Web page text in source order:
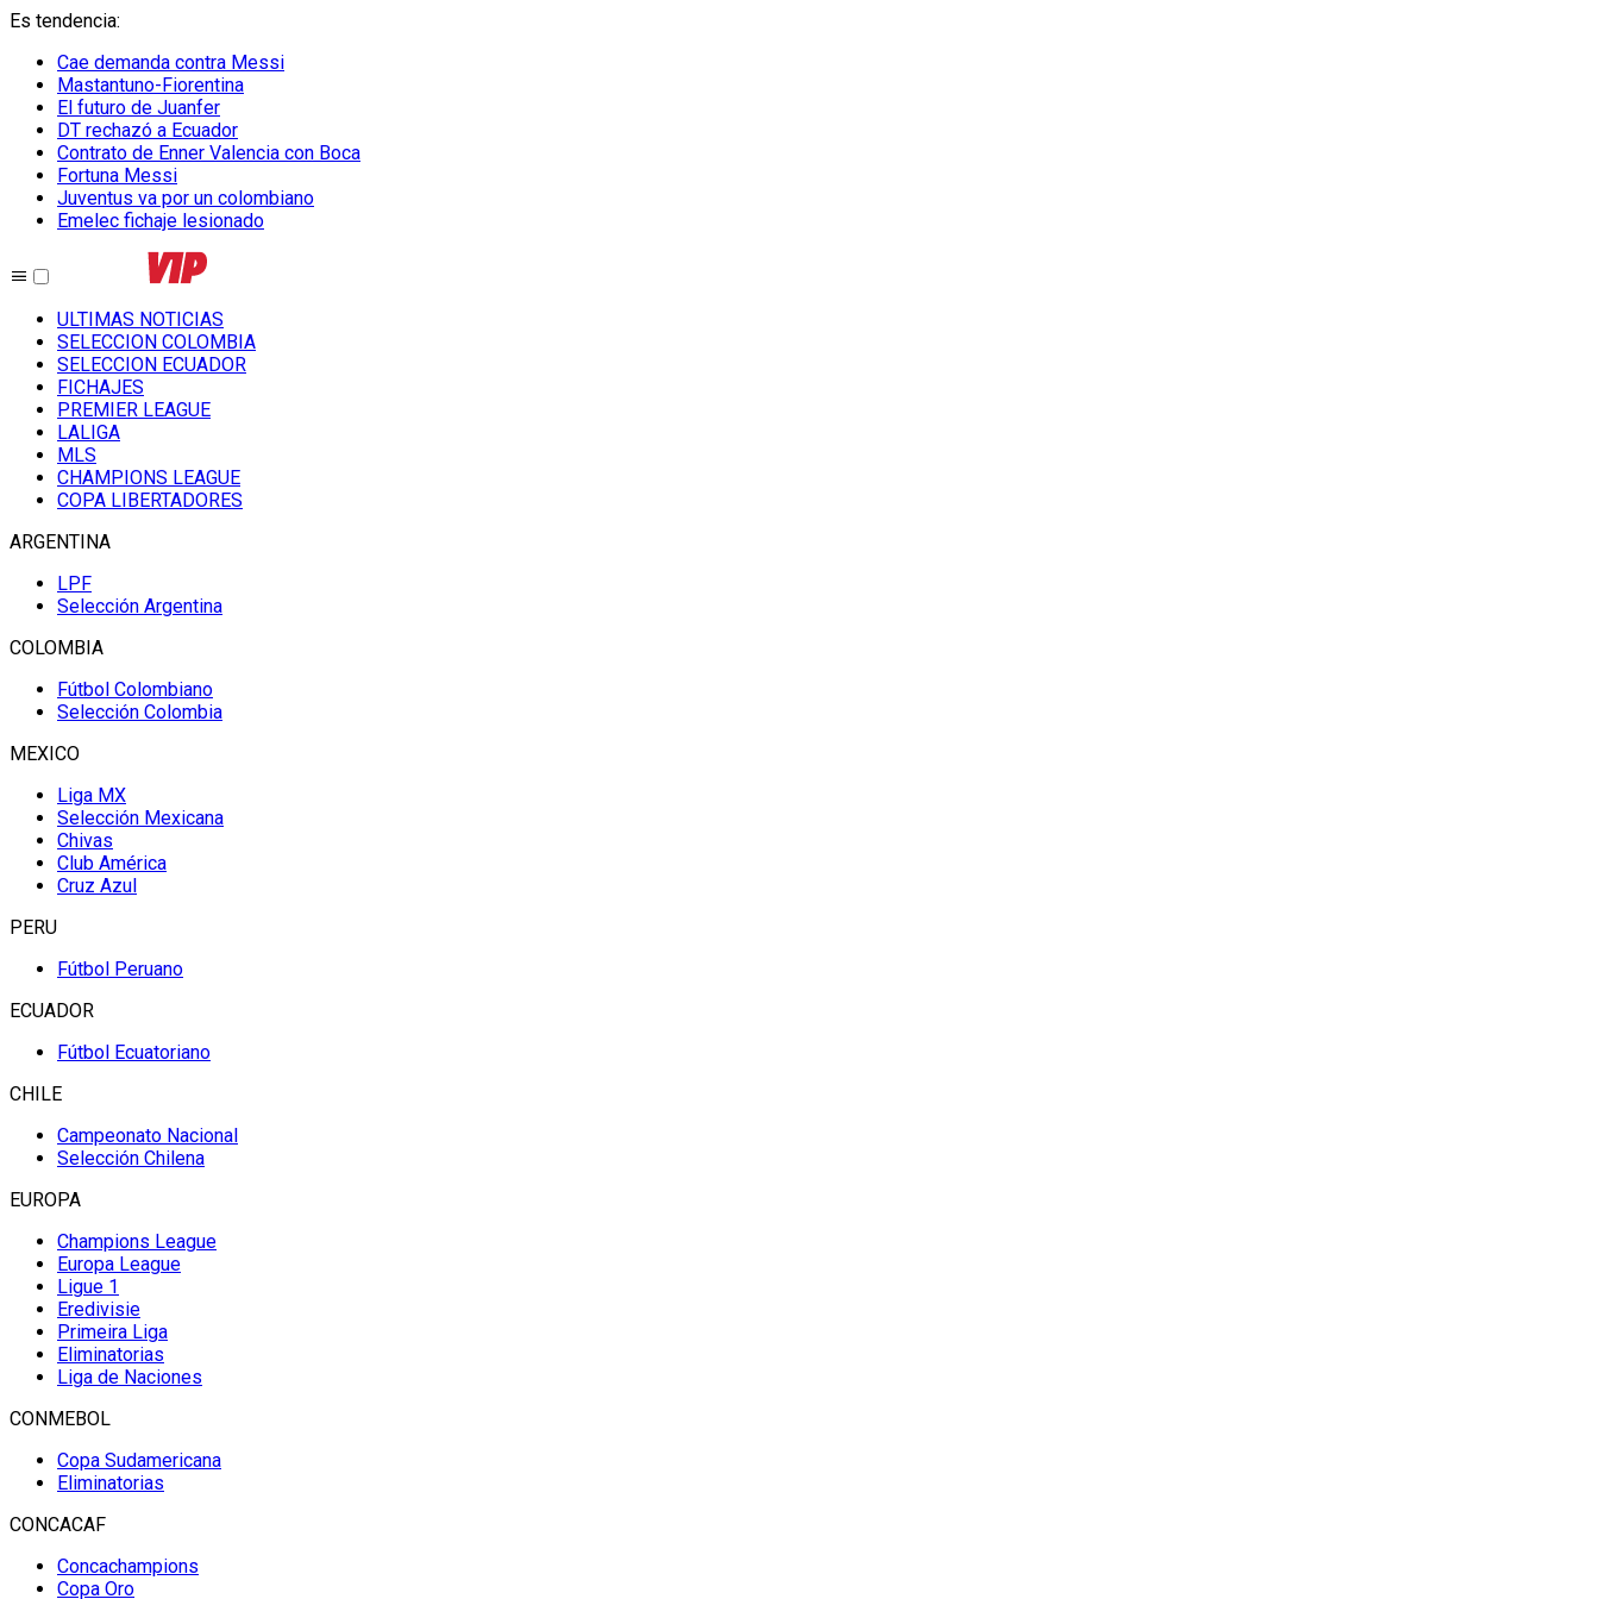
Es tendencia:
Cae demanda contra Messi
Mastantuno-Fiorentina
El futuro de Juanfer
DT rechazó a Ecuador
Contrato de Enner Valencia con Boca
Fortuna Messi
Juventus va por un colombiano
Emelec fichaje lesionado
ULTIMAS NOTICIAS
SELECCION COLOMBIA
SELECCION ECUADOR
FICHAJES
PREMIER LEAGUE
LALIGA
MLS
CHAMPIONS LEAGUE
COPA LIBERTADORES
ARGENTINA
LPF
Selección Argentina
COLOMBIA
Fútbol Colombiano
Selección Colombia
MEXICO
Liga MX
Selección Mexicana
Chivas
Club América
Cruz Azul
PERU
Fútbol Peruano
ECUADOR
Fútbol Ecuatoriano
CHILE
Campeonato Nacional
Selección Chilena
EUROPA
Champions League
Europa League
Ligue 1
Eredivisie
Primeira Liga
Eliminatorias
Liga de Naciones
CONMEBOL
Copa Sudamericana
Eliminatorias
CONCACAF
Concachampions
Copa Oro